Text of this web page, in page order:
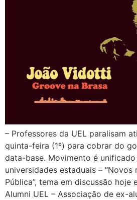
– Professores da UEL paralisam
quinta-feira (1º) para cobrar do
data-base. Movimento é
universidades estaduais – “Novos
Pública”, tema em discussão hoje
Alumni UEL – Associação de ex-